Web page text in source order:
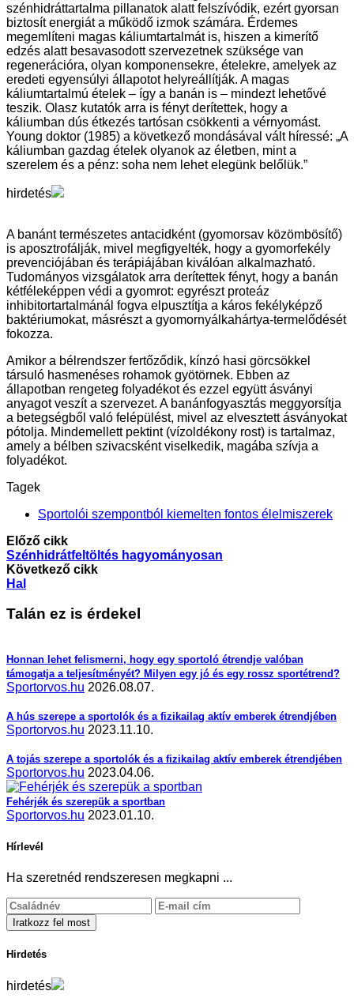
szénhidráttartalma pillanatok alatt felszívódik, ezért gyorsan
biztosít energiát a működő izmok számára. Érdemes
megemlíteni magas káliumtartalmát is, hiszen a kimerítő
edzés alatt besavasodott szervezetnek szüksége van
regenerációra, olyan komponensekre, ételekre, amelyek az
eredeti egyensúlyi állapotot helyreállítják. A magas
káliumtartalmú ételek – így a banán is – mindezt lehetővé
teszik. Olasz kutatók arra is fényt derítettek, hogy a
káliumban dús étkezés tartósan csökkenti a vérnyomást.
Young doktor (1985) a következő mondásával vált híressé: „A
káliumban gazdag ételek olyanok az életben, mint a
szerelem és a pénz: soha nem lehet elegünk belőlük.”
hirdetés
A banánt természetes antacidként (gyomorsav közömbösítő)
is aposztrofálják, mivel megfigyelték, hogy a gyomorfekély
prevenciójában és terápiájában kiválóan alkalmazható.
Tudományos vizsgálatok arra derítettek fényt, hogy a banán
kétféleképpen védi a gyomrot: egyrészt proteáz
inhibitortartalmánál fogva elpusztítja a káros fekélyképző
baktériumokat, másrészt a gyomornyálkahártya-termelődését
fokozza.
Amikor a bélrendszer fertőződik, kínzó hasi görcsökkel
társuló hasmenéses rohamok gyötörnek. Ebben az
állapotban rengeteg folyadékot és ezzel együtt ásványi
anyagot veszít a szervezet. A banánfogyasztás meggyorsítja
a betegségből való felépülést, mivel az elvesztett ásványokat
pótolja. Mindemellett pektint (vízoldékony rost) is tartalmaz,
amely a bélben szivacsként viselkedik, magába szívja a
folyadékot.
Tagek
Sportolói szempontból kiemelten fontos élelmiszerek
Előző cikk
Szénhidrátfeltöltés hagyományosan
Következő cikk
Hal
Talán ez is érdekel
Honnan lehet felismerni, hogy egy sportoló étrendje valóban
támogatja a teljesítményét? Milyen egy jó és egy rossz sportétrend?
Sportorvos.hu 2026.08.07.
A hús szerepe a sportolók és a fizikailag aktív emberek étrendjében
Sportorvos.hu 2023.11.10.
A tojás szerepe a sportolók és a fizikailag aktív emberek étrendjében
Sportorvos.hu 2023.04.06.
Fehérjék és szerepük a sportban
Sportorvos.hu 2023.01.10.
Hírlevél
Ha szeretnéd rendszeresen megkapni ...
Hirdetés
hirdetés